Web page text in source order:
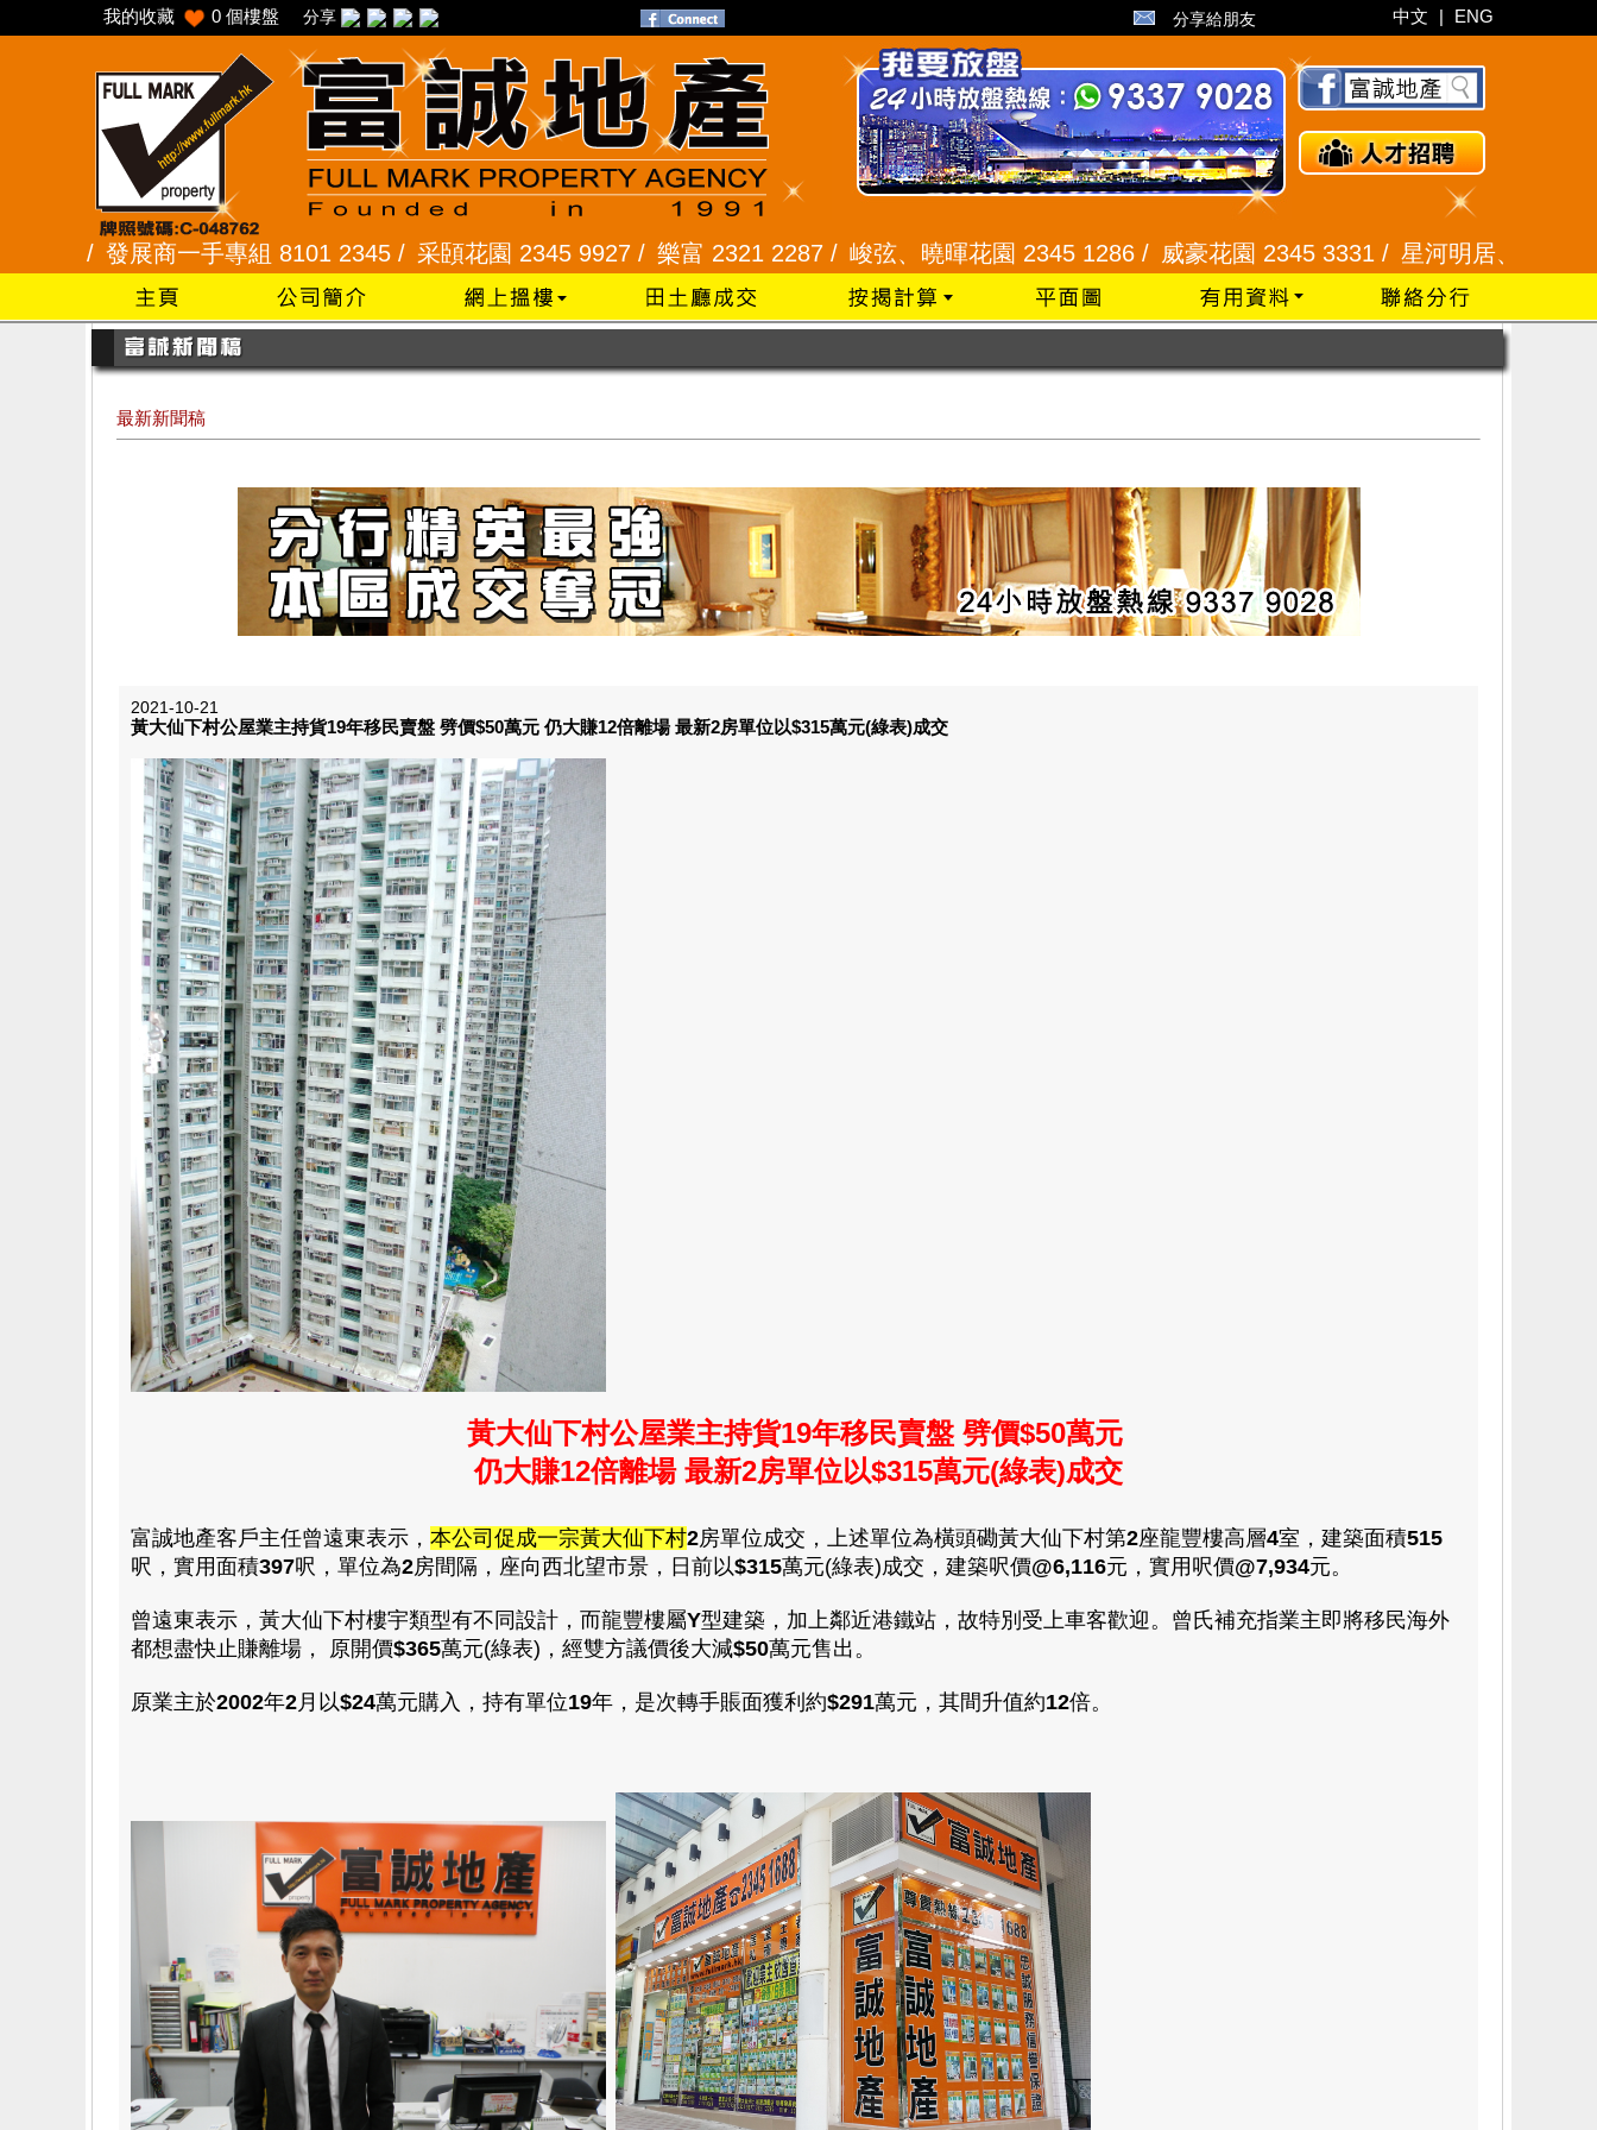
我的收藏 0 個樓盤 分享 分享給朋友 中文 | ENG
商一手專組 8101 2345 /采頣花園 2345 9927 /樂富 2321 2287 /峻弦、曉暉花園 2345 1286 /威豪花園 2345 3331 /星河明居、悅庭軒 2116 8008
最新新聞稿
2021-10-21
黃大仙下村公屋業主持貨19年移民賣盤 劈價$50萬元 仍大賺12倍離場 最新2房單位以$315萬元(綠表)成交
黃大仙下村公屋業主持貨19年移民賣盤 劈價$50萬元
仍大賺12倍離場 最新2房單位以$315萬元(綠表)成交
富誠地產客戶主任曾遠東表示， 本公司促成一宗黃大仙下村2房單位成交，上述單位為橫頭磡黃大仙下村第2座龍豐樓高層4室，建築面積515
呎，實用面積397呎，單位為2房間隔，座向西北望市景，日前以$315萬元(綠表)成交，建築呎價@6,116元，實用呎價@7,934元。
曾遠東表示 ， 黃大仙下村樓宇類型有不同設計 ，而龍豐樓屬Y型建築 ， 加上鄰近港鐵站 ，故特別受上車客歡迎。 曾氏補充指業主即將移民海外
都想盡快止賺離場 ， 原開價$365萬元(綠表) ，經雙方議價後大減$50萬元售出。
原業主於2002年2月以$24萬元購入，持有單位19年，是次轉手賬面獲利約$291萬元 ，其間升值約12倍。